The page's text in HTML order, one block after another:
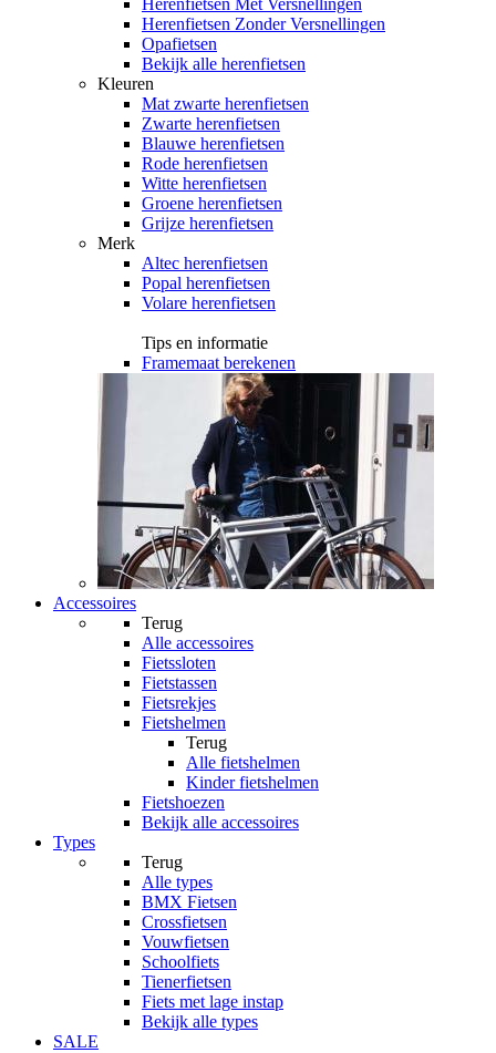
Herenfietsen Met Versnellingen
Herenfietsen Zonder Versnellingen
Opafietsen
Bekijk alle herenfietsen
Kleuren
Mat zwarte herenfietsen
Zwarte herenfietsen
Blauwe herenfietsen
Rode herenfietsen
Witte herenfietsen
Groene herenfietsen
Grijze herenfietsen
Merk
Altec herenfietsen
Popal herenfietsen
Volare herenfietsen
Tips en informatie
Framemaat berekenen
Accessoires
Terug
Alle accessoires
Fietssloten
Fietstassen
Fietsrekjes
Fietshelmen
Terug
Alle fietshelmen
Kinder fietshelmen
Fietshoezen
Bekijk alle accessoires
Types
Terug
Alle types
BMX Fietsen
Crossfietsen
Vouwfietsen
Schoolfiets
Tienerfietsen
Fiets met lage instap
Bekijk alle types
SALE